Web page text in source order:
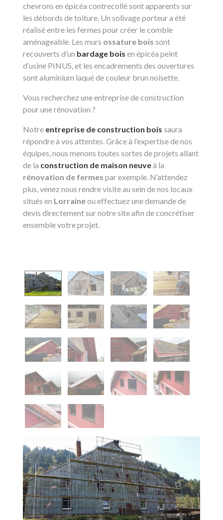
chevrons en épicéa contrecollé sont apparents sur
les débords de toiture. Un solivage porteur a été
réalisé entre les fermes pour créer le comble
aménageable. Les murs ossature bois sont
recouverts d’un bardage bois en épicéa peint
d’usine PINUS, et les encadrements des ouvertures
sont aluminium laqué de couleur brun noisette.
Vous recherchez une entreprise de construction
pour une rénovation ?
Notre entreprise de construction bois saura
répondre à vos attentes. Grâce à l’expertise de nos
équipes, nous menons toutes sortes de projets allant
de la construction de maison neuveà la
rénovation de fermes par exemple. N’attendez
plus, venez nous rendre visite au sein de nos locaux
situés en Lorraineou effectuez une demande de
devis directement sur notre site afin de concrétiser
ensemble votre projet.